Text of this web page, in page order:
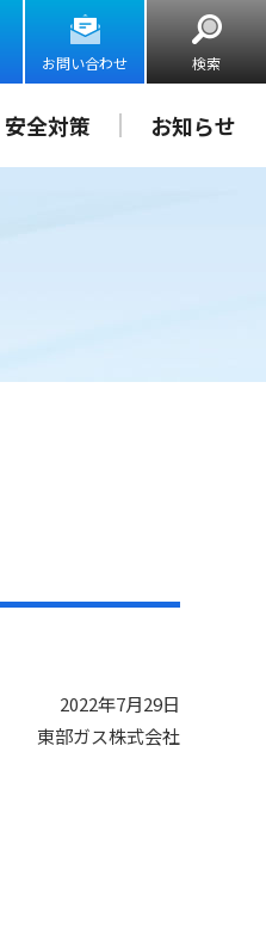
お問い合わせ 検索
全対策 お知らせ
2022年7月29日
東部ガス株式会社